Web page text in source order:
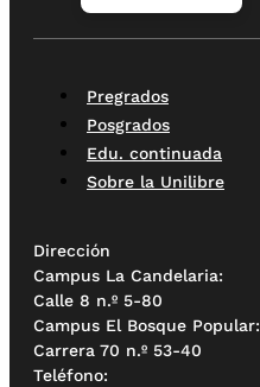
Pregrados
Posgrados
Edu. continuada
Sobre la Unilibre
Dirección
Campus La Candelaria:
Calle 8 n.º 5-80
Campus El Bosque Popular:
Carrera 70 n.º 53-40
Teléfono: